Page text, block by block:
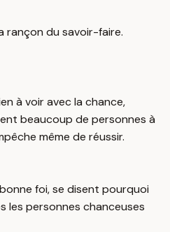
rançon du savoir-faire.
à voir avec la chance,
beaucoup de personnes à
même de réussir.
foi, se disent pourquoi
les personnes chanceuses